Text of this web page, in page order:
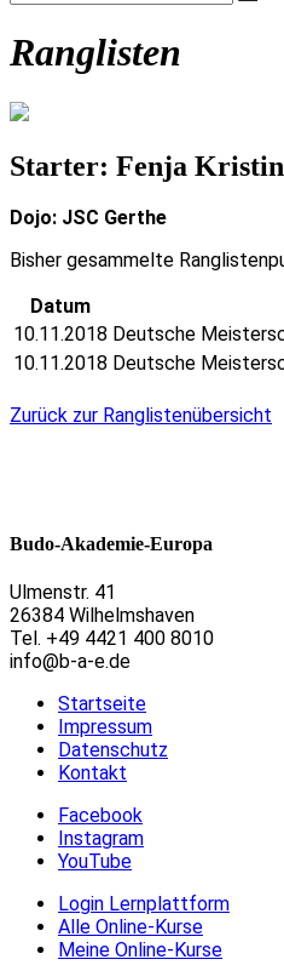
Ranglisten
Starter: Fenja
Dojo: JSC Gerthe
Bisher gesammelte
Datum
10.11.2018 Deutsche
10.11.2018 Deutsche
Zurück zur Ranglistenübersicht
Budo-Akademie-Europa
Ulmenstr. 41
26384 Wilhelmshaven
Tel. +49 4421 400 8010
info@b-a-e.de
Startseite
Impressum
Datenschutz
Kontakt
Facebook
Instagram
YouTube
Login Lernplattform
Alle Online-Kurse
Meine Online-Kurse